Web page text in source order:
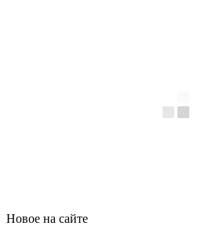
Новое на сайте